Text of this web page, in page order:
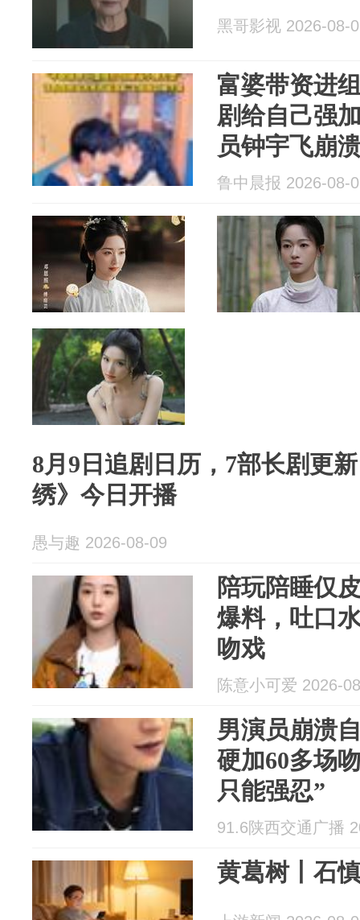
黑哥影视 2026-08-
富婆带资进
剧给自己强
员钟宇飞崩
行，不敢得
鲁中晨报 2026-08-
8月9日追剧日历，7部长剧更
绣》今日开播
愚与趣 2026-08-09
陪玩陪睡仅
爆料，吐口
吻戏
陈意小可爱 2026-
男演员崩溃
硬加60多场
只能强忍”
91.6陕西交通广播
黄葛树丨石